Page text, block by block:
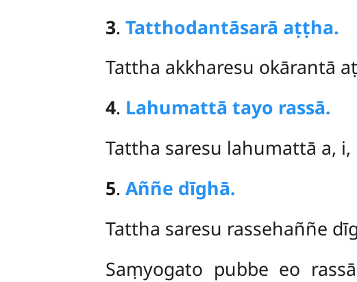
3.Tatthodantāsarā aṭṭha.
Tattha akkharesu okārantā
4. Lahumattā tayo rassā.
Tattha saresu lahumattā a,
5.Aññe dīghā.
Tattha saresu rassehaññe
Saṃyogato pubbe eo